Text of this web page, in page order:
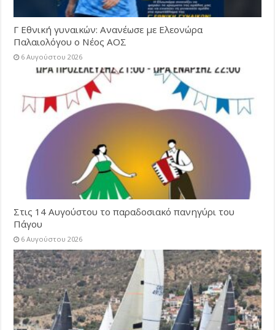
Γ Εθνική γυναικών: Ανανέωσε με Ελεονώρα
Παλαιολόγου ο Νέος ΑΟΣ
6 Αυγούστου 2026
Στις 14 Αυγούστου το παραδοσιακό πανηγύρι του
Πάγου
6 Αυγούστου 2026